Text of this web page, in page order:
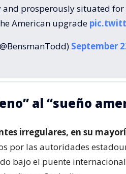
and prosperously situated for
American upgrade
September
al “sueño
irregulares, en su
por las autoridades
bajo el puente internacional